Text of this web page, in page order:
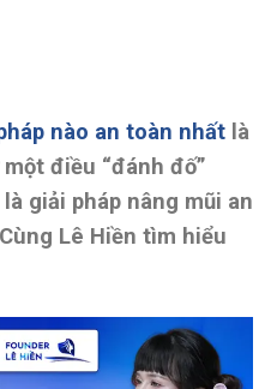
nào an toàn nhất là
điều “đánh đố”
giải pháp nâng mũi an
Lê Hiền tìm hiểu